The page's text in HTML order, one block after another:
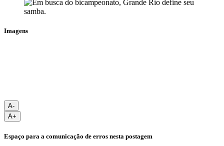
Imagens
A-
A+
Espaço para a comunicação de erros nesta postagem